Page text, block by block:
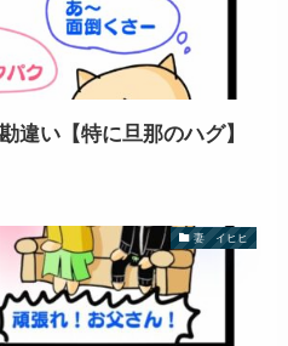
違い【特に旦那のハグ】
妻 イヒヒ